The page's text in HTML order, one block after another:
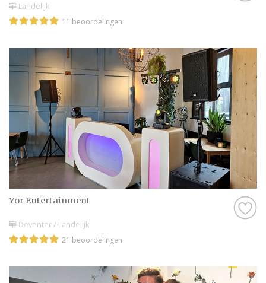
Landelijk
11 beoordelingen
Yor Entertainment
Deventer / Landelijk
21 beoordelingen